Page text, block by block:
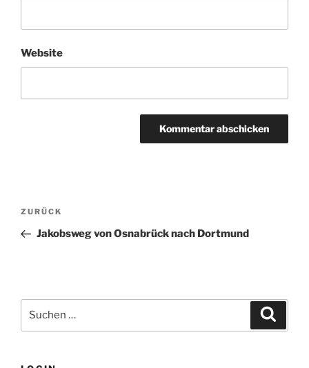
Website
Beitragsnavigation
Vorheriger
Beitrag
ZURÜCK
Jakobsweg von Osnabrück nach Dortmund
nach: